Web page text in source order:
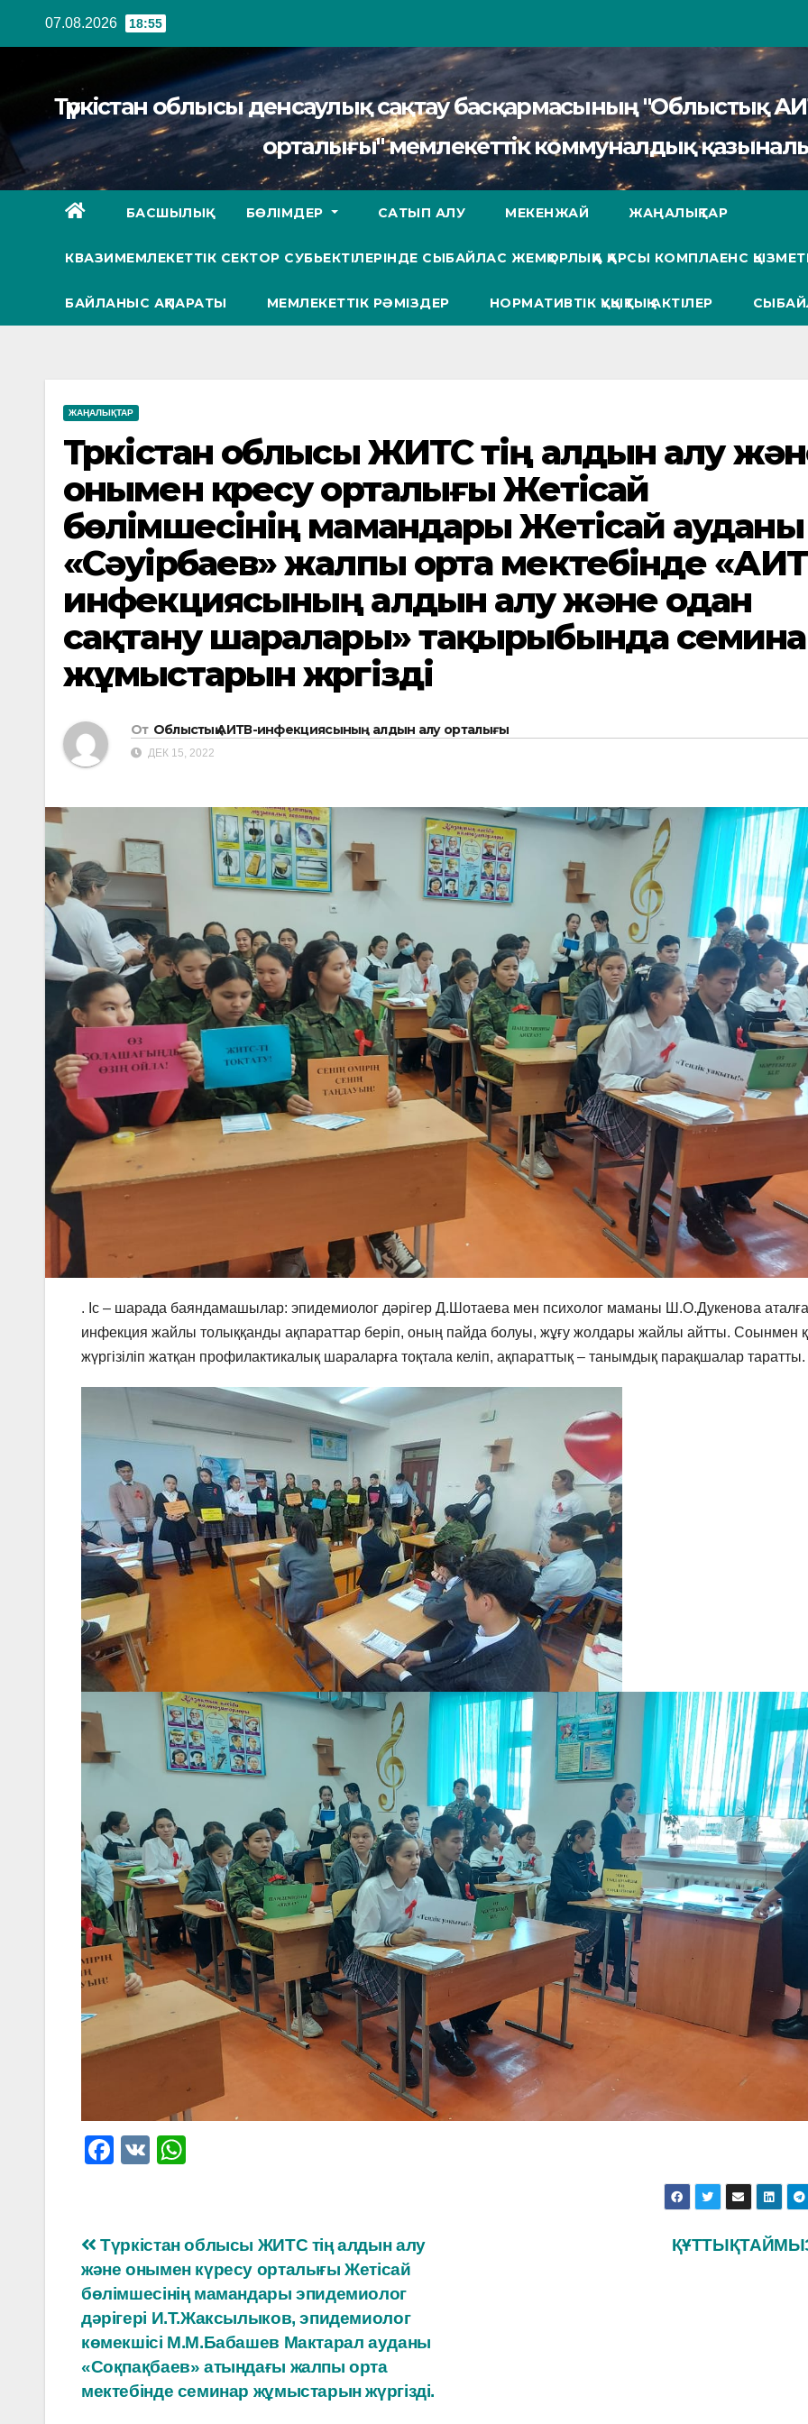
07.08.2026 18:55
Түркістан облысы денсаулық сақтау басқармасының "Облыстық
орталығы" мемлекеттік коммуналдық
БАСШЫЛЫҚ БӨЛІМДЕР САТЫП АЛУ МЕКЕНЖАЙ ЖАҢАЛЫҚТАР
КВАЗИМЕМЛЕКЕТТІК СЕКТОР СУБЬЕКТІЛЕРІНДЕ СЫБАЙЛАС ЖЕМҚОРЛЫҚҚА ҚАРСЫ КОМПЛАЕНС
БАЙЛАНЫС АҚПАРАТЫ МЕМЛЕКЕТТІК РӘМІЗДЕР НОРМАТИВТІК ҚҰҚЫҚТЫҚ АКТІЛЕР
ЖАҢАЛЫҚТАР
Түркістан облысы ЖИТС тің алдын алу
онымен күресу орталығы Жетісай
бөлімшесінің мамандары Жетісай ауданы
«Сәуірбаев» жалпы орта мектебінде
инфекциясының алдын алу және одан
сақтану шаралары» тақырыбында
жұмыстарын жүргізді
От Облыстық АИТВ-инфекциясының алдын алу орталығы
ДЕК 15, 2022
. Іс – шарада баяндамашылар: эпидемиолог дәрігер Д.Шотаева мен психолог маманы Ш.О.Дукенова
инфекция жайлы толыққанды ақпараттар беріп, оның пайда болуы, жұғу жолдары жайлы айтты. Соынмен
жүргізіліп жатқан профилактикалық шараларға тоқтала келіп, ақпараттық – танымдық парақшалар таратты.
F
e
b
o
o
k
V
s
A
p
p
Навигация
по
записям
Түркістан облысы ЖИТС тің алдын алу
және онымен күресу орталығы Жетісай
бөлімшесінің мамандары эпидемиолог
дәрігері И.Т.Жаксылыков, эпидемиолог
көмекшісі М.М.Бабашев Мактарал ауданы
«Соқпақбаев» атындағы жалпы орта
мектебінде семинар жұмыстарын жүргізді.